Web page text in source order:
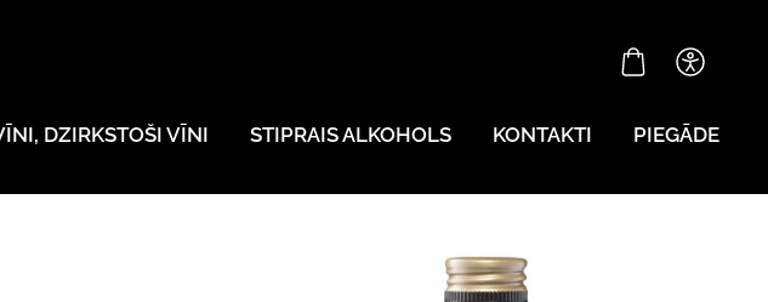
DZIRKSTOŠI VĪNI STIPRAIS ALKOHOLS KONTAKTI PIEGĀDE